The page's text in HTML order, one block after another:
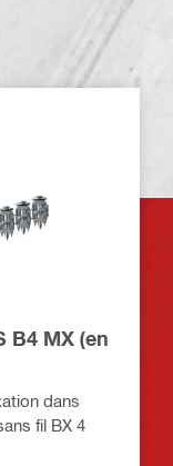
B4 MX (en
dans
fil BX 4